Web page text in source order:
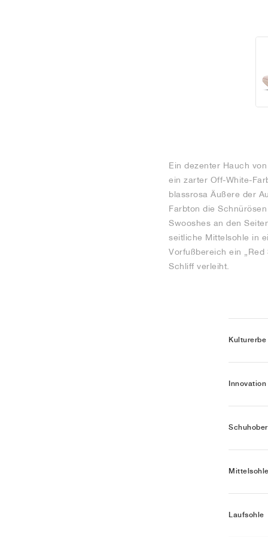
Ein dezenter Hauch
ein zarter Off-White-
blassrosa Äußere der
Farbton die
Swooshes an den
seitliche Mittelsohle in
Vorfußbereich ein
Schliff verleiht.
Kulturerbe
Innovation
Mittelsohle
Laufsohle